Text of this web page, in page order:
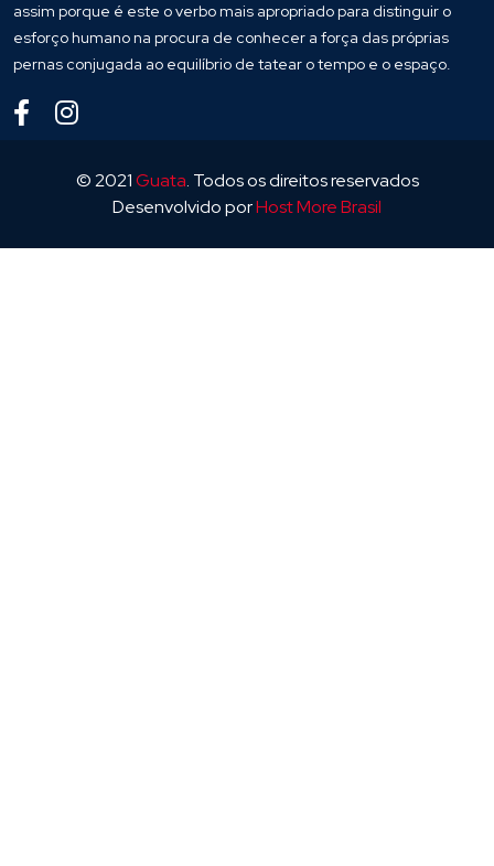
assim porque é este o verbo mais apropriado para distinguir o
esforço humano na procura de conhecer a força das próprias
pernas conjugada ao equilíbrio de tatear o tempo e o espaço.
© 2021Guata. Todos os direitos reservados
Desenvolvido porHost More Brasil